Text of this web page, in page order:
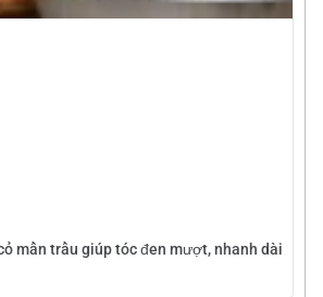
mần trầu giúp tóc đen mượt, nhanh dài